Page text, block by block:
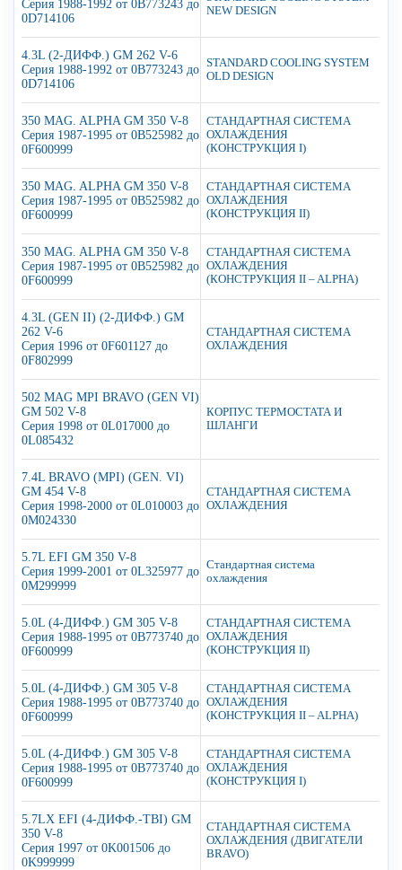
Серия 1988-1992 от 0B773243 до
0D714106
NEW DESIGN
4.3L (2-ДИФФ.) GM 262 V-6
Серия 1988-1992 от 0B773243 до
0D714106
STANDARD COOLING SYSTEM
OLD DESIGN
350 MAG. ALPHA GM 350 V-8
Серия 1987-1995 от 0B525982 до
0F600999
СТАНДАРТНАЯ СИСТЕМА
ОХЛАЖДЕНИЯ
(КОНСТРУКЦИЯ I)
350 MAG. ALPHA GM 350 V-8
Серия 1987-1995 от 0B525982 до
0F600999
СТАНДАРТНАЯ СИСТЕМА
ОХЛАЖДЕНИЯ
(КОНСТРУКЦИЯ II)
350 MAG. ALPHA GM 350 V-8
Серия 1987-1995 от 0B525982 до
0F600999
СТАНДАРТНАЯ СИСТЕМА
ОХЛАЖДЕНИЯ
(КОНСТРУКЦИЯ II – ALPHA)
4.3L (GEN II) (2-ДИФФ.) GM
262 V-6
Серия 1996 от 0F601127 до
0F802999
СТАНДАРТНАЯ СИСТЕМА
ОХЛАЖДЕНИЯ
502 MAG MPI BRAVO (GEN VI)
GM 502 V-8
Серия 1998 от 0L017000 до
0L085432
КОРПУС ТЕРМОСТАТА И
ШЛАНГИ
7.4L BRAVO (MPI) (GEN. VI)
GM 454 V-8
Серия 1998-2000 от 0L010003 до
0M024330
СТАНДАРТНАЯ СИСТЕМА
ОХЛАЖДЕНИЯ
5.7L EFI GM 350 V-8
Серия 1999-2001 от 0L325977 до
0M299999
Стандартная система
охлаждения
5.0L (4-ДИФФ.) GM 305 V-8
Серия 1988-1995 от 0B773740 до
0F600999
СТАНДАРТНАЯ СИСТЕМА
ОХЛАЖДЕНИЯ
(КОНСТРУКЦИЯ II)
5.0L (4-ДИФФ.) GM 305 V-8
Серия 1988-1995 от 0B773740 до
0F600999
СТАНДАРТНАЯ СИСТЕМА
ОХЛАЖДЕНИЯ
(КОНСТРУКЦИЯ II – ALPHA)
5.0L (4-ДИФФ.) GM 305 V-8
Серия 1988-1995 от 0B773740 до
0F600999
СТАНДАРТНАЯ СИСТЕМА
ОХЛАЖДЕНИЯ
(КОНСТРУКЦИЯ I)
5.7LX EFI (4-ДИФФ.-TBI) GM
350 V-8
Серия 1997 от 0K001506 до
0K999999
СТАНДАРТНАЯ СИСТЕМА
ОХЛАЖДЕНИЯ (ДВИГАТЕЛИ
BRAVO)